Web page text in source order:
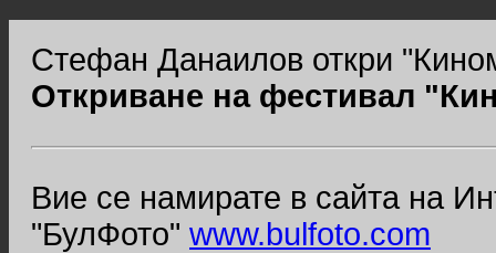
Стефан Данаилов откри
Откриване на фестивал
Вие се намирате в сайта на
"БулФото" www.bulfoto.com